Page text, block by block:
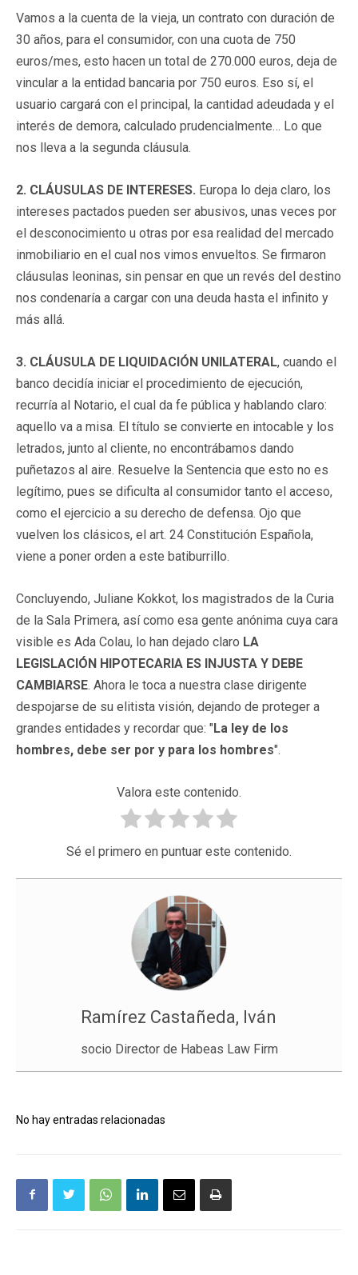
Vamos a la cuenta de la vieja, un contrato con duración de
30 años, para el consumidor, con una cuota de 750
euros/mes, esto hacen un total de 270.000 euros, deja de
vincular a la entidad bancaria por 750 euros. Eso sí, el
usuario cargará con el principal, la cantidad adeudada y el
interés de demora, calculado prudencialmente… Lo que
nos lleva a la segunda cláusula.
2. CLÁUSULAS DE INTERESES. Europa lo deja claro, los
intereses pactados pueden ser abusivos, unas veces por
el desconocimiento u otras por esa realidad del mercado
inmobiliario en el cual nos vimos envueltos. Se firmaron
cláusulas leoninas, sin pensar en que un revés del destino
nos condenaría a cargar con una deuda hasta el infinito y
más allá.
3. CLÁUSULA DE LIQUIDACIÓN UNILATERAL, cuando el
banco decidía iniciar el procedimiento de ejecución,
recurría al Notario, el cual da fe pública y hablando claro:
aquello va a misa. El título se convierte en intocable y los
letrados, junto al cliente, no encontrábamos dando
puñetazos al aire. Resuelve la Sentencia que esto no es
legítimo, pues se dificulta al consumidor tanto el acceso,
como el ejercicio a su derecho de defensa. Ojo que
vuelven los clásicos, el art. 24 Constitución Española,
viene a poner orden a este batiburrillo.
Concluyendo, Juliane Kokkot, los magistrados de la Curia
de la Sala Primera, así como esa gente anónima cuya cara
visible es Ada Colau, lo han dejado claro LA
LEGISLACIÓN HIPOTECARIA ES INJUSTA Y DEBE
CAMBIARSE. Ahora le toca a nuestra clase dirigente
despojarse de su elitista visión, dejando de proteger a
grandes entidades y recordar que: "La ley de los
hombres, debe ser por y para los hombres".
Valora este contenido.
Sé el primero en puntuar este contenido.
Ramírez Castañeda, Iván
socio Director de Habeas Law Firm
No hay entradas relacionadas